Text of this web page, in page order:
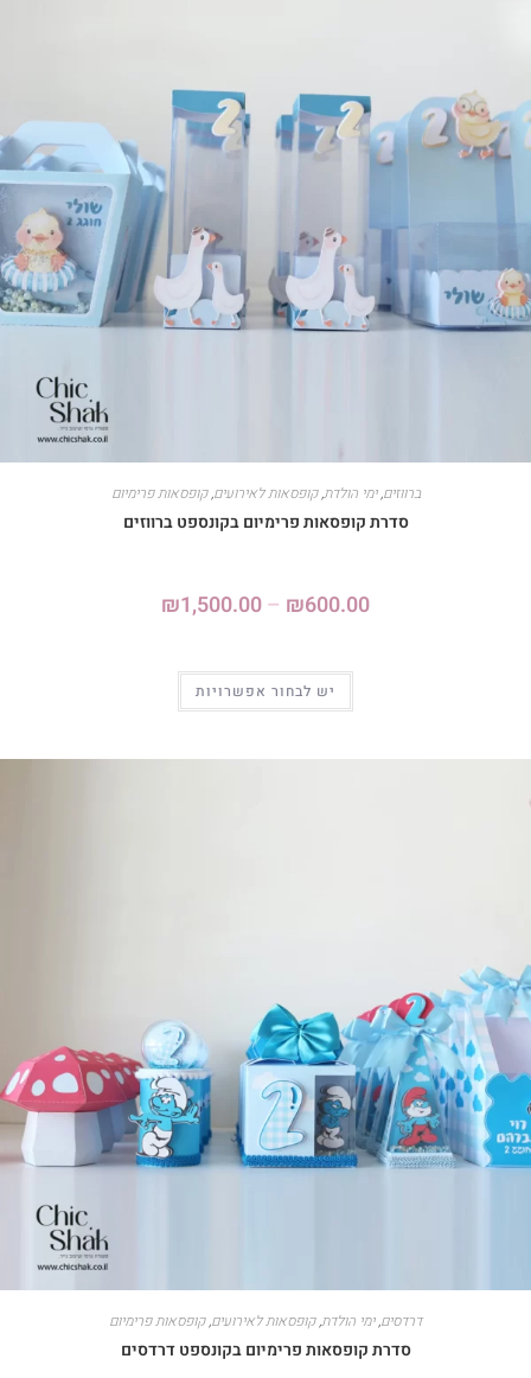
ברווזים,ימי הולדת,קופסאות לאירועים,קופסאות פרימיום
סדרת קופסאות פרימיום בקונספט ברווזים
₪600.00
–
₪1,500.00
יש לבחור אפשרויות
דרדסים,ימי הולדת,קופסאות לאירועים,קופסאות פרימיום
סדרת קופסאות פרימיום בקונספט דרדסים